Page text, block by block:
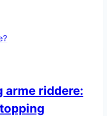
arme riddere: